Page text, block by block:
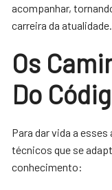
acompanhar,
carreira da atualidade.
Os
Do
Para dar vida a
técnicos que se
conhecimento: